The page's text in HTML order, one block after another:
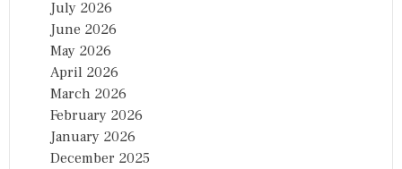
July 2026
June 2026
May 2026
April 2026
March 2026
February 2026
January 2026
December 2025